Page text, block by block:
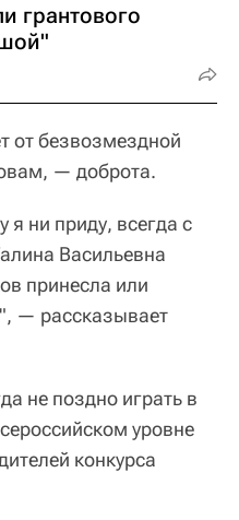
грантового
от безвозмездной
— доброта.
я ни приду, всегда с
Васильевна
принесла или
— рассказывает
не поздно играть в
уровне
конкурса